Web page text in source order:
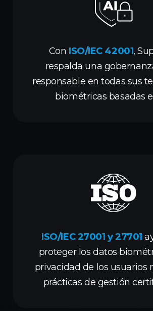
Con ISO/IEC 42001,
respalda una
responsable en todas sus
biométricas basadas
ISO/IEC 27001 y 27701
proteger los datos
privacidad de los usuarios
prácticas de gestión